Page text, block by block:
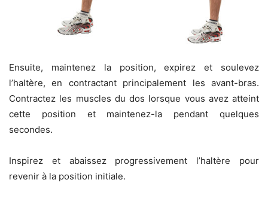
Ensuite, maintenez la position, expirez et soulevez
l’haltère, en contractant principalement les avant-bras.
Contractez les muscles du dos lorsque vous avez atteint
cette position et maintenez-la pendant quelques
secondes.
Inspirez et abaissez progressivement l’haltère pour
revenir à la position initiale.